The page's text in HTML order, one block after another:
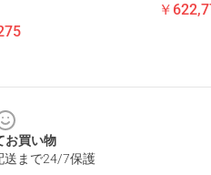
￥
お買い物
送まで24/7保護